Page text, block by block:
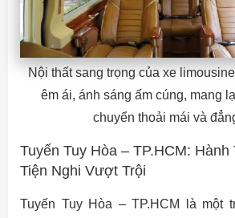
Nội thất sang trọng của xe
êm ái, ánh sáng ấm cúng, mang
chuyển thoải mái và
Tuyến Tuy Hòa – TP.HCM:
Tiện Nghi Vượt Trội
Tuyến Tuy Hòa – TP.HCM là một